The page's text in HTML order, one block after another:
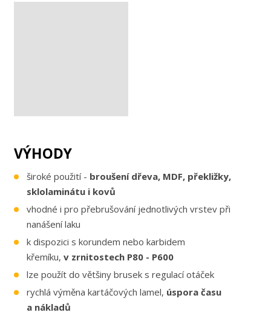
VÝHODY
široké použití - broušení dřeva, MDF, překližky,
sklolaminátu i kovů
vhodné i pro přebrušování jednotlivých vrstev při
nanášení laku
k dispozici s korundem nebo karbidem
křemíku, v zrnitostech P80 - P600
lze použít do většiny brusek s regulací otáček
rychlá výměna kartáčových lamel, úspora času
a nákladů